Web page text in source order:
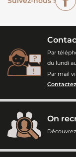
Par
du lundi
Par mail
On